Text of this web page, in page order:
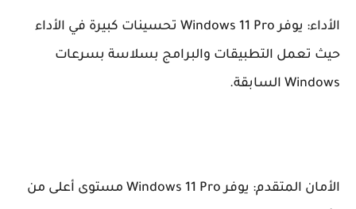
الأداء: يوفر Windows 11 Pro تحسينات كبيرة في الأداء
حيث تعمل التطبيقات والبرامج بسلاسة بسرعات
Windows السابقة.
الأمان المتقدم: يوفر Windows 11 Pro مستوى أعلى من